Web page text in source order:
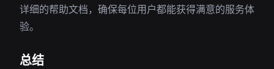
详细的帮助文档，确保每位用户都能获得满意的服务体
验。
总结